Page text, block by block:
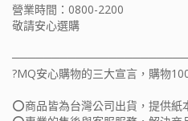
營業時間：0800-2200
敬請安心選購
──────────────────────
?MQ安心購物的三大宣言，購物
⭕️商品皆為台灣公司出貨，提供紙